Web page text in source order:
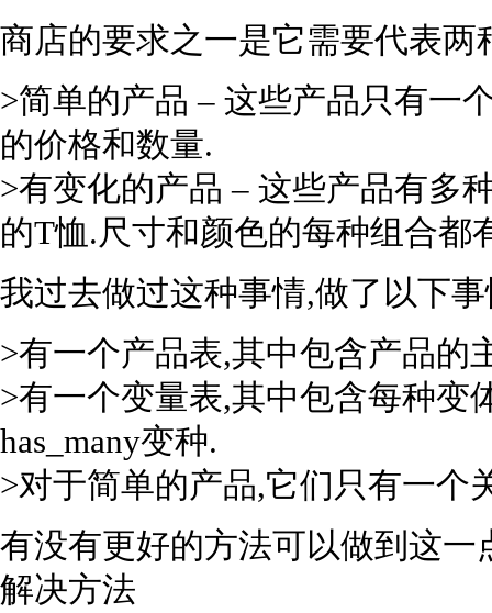
商店的要求之一是它需要代表两
>简单的产品 – 这些产品只有一
的价格和数量.
>有变化的产品 – 这些产品有多
的T恤.尺寸和颜色的每种组合都
我过去做过这种事情,做了以下
>有一个产品表,其中包含产品的
>有一个变量表,其中包含每种变
has_many变种.
>对于简单的产品,它们只有一个
有没有更好的方法可以做到这一
解决方法